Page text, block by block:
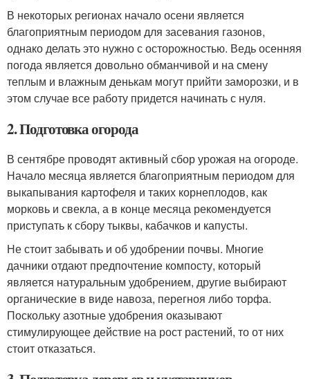
В некоторых регионах начало осени является
благоприятным периодом для засевания газонов,
однако делать это нужно с осторожностью. Ведь осенняя
погода является довольно обманчивой и на смену
теплым и влажным денькам могут прийти заморозки, и в
этом случае все работу придется начинать с нуля.
2. Подготовка огорода
В сентябре проводят активный сбор урожая на огороде.
Начало месяца является благоприятным периодом для
выкапывания картофеля и таких корнеплодов, как
морковь и свекла, а в конце месяца рекомендуется
приступать к сбору тыквы, кабачков и капусты.
Не стоит забывать и об удобрении почвы. Многие
дачники отдают предпочтение компосту, который
является натуральным удобрением, другие выбирают
органические в виде навоза, перегноя либо торфа.
Поскольку азотные удобрения оказывают
стимулирующее действие на рост растений, то от них
стоит отказаться.